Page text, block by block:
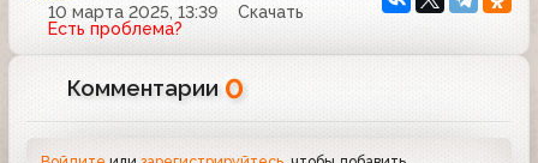
10 марта 2025, 13:39
Скачать
Есть проблема?
Комментарии 0